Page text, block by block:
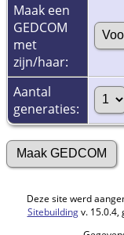
Maak een
GEDCOM
met
zijn/haar:
Aantal
generaties:
Deze site werd
Sitebuildingv. 15.0.4,